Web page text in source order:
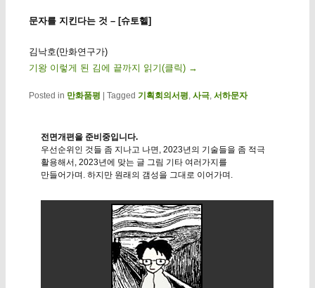
문자를 지킨다는 것 – [슈토헬]
김낙호(만화연구가)
기왕 이렇게 된 김에 끝까지 읽기(클릭) →
Posted in 만화품평 Tagged 기획회의서평, 사극, 서하문자
전면개편을 준비중입니다.
우선순위인 것들 좀 지나고 나면, 2023년의 기술들을 좀 적극
활용해서, 2023년에 맞는 글 그림 기타 여러가지를
만들어가며. 하지만 원래의 갬성을 그대로 이어가며.